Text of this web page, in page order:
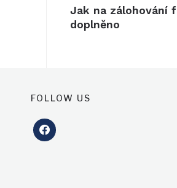
Jak na zálohování
doplněno
FOLLOW US
facebook